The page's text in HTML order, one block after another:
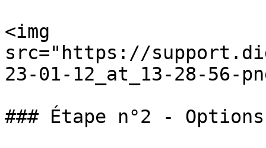
<img
src="https://
23-01-12_at_13-28-56-
### Étape n°2 - Options